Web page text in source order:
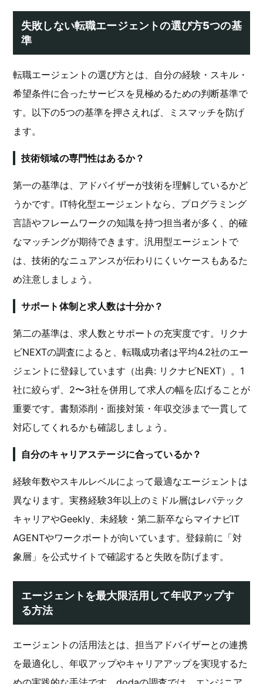
失敗しない転職エージェントの選び方5つの基
準
転職エージェントの選び方とは、自分の経験・スキル・
希望条件に合ったサービスを見極めるための判断基準で
す。以下の5つの基準を押さえれば、ミスマッチを防げ
ます。
技術領域の専門性はあるか？
第一の基準は、アドバイザーが技術を理解しているかど
うかです。IT特化型エージェントなら、プログラミング
言語やフレームワークの知識を持つ担当者が多く、的確
なマッチングが期待できます。汎用型エージェントで
は、技術的なニュアンスが伝わりにくいケースもあるた
め注意しましょう。
サポート体制と求人数は十分か？
第二の基準は、求人数とサポートの充実度です。リクナ
ビNEXTの調査によると、転職成功者は平均4.2社のエー
ジェントに登録しています（出典: リクナビNEXT）。1
社に絞らず、2〜3社を併用して求人の幅を広げることが
重要です。書類添削・面接対策・年収交渉まで一貫して
対応してくれるかも確認しましょう。
自分のキャリアステージに合っているか？
経験年数やスキルレベルによって最適なエージェントは
異なります。実務経験3年以上のミドル層はレバテック
キャリアやGeekly、未経験・第二新卒ならマイナビIT
AGENTやワークポートが向いています。登録前に「対
象層」を公式サイトで確認すると失敗を防げます。
エージェントを最大限活用して年収アップす
る方法
エージェントの活用法とは、担当アドバイザーとの連携
を最適化し、年収アップやキャリアアップを実現するた